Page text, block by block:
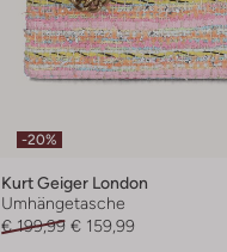
-20%
Kurt Geiger London
Umhängetasche
€ 199,99 € 159,99